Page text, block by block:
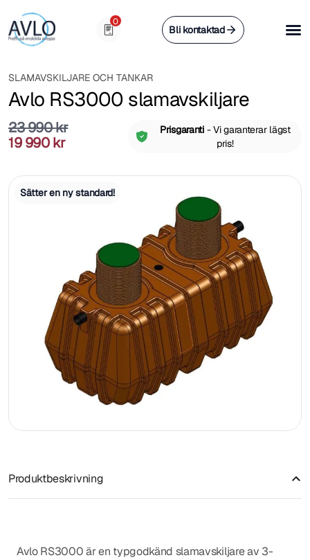
0
Bli kontaktad
SLAMAVSKILJARE OCH TANKAR
Avlo RS3000 slamavskiljare
23 990kr
19 990kr
Prisgaranti- Vi garanterar lägst
pris!
Sätter en ny standard!
Produktbeskrivning
Avlo RS3000 är en typgodkänd slamavskiljare av 3-